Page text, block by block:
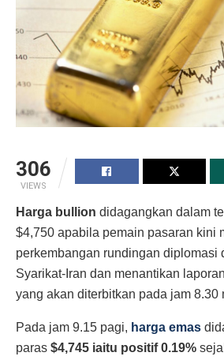
306
VIEWS
Harga bullion didagangkan dalam
$4,750 apabila pemain pasaran kini
perkembangan rundingan diplomasi
Syarikat-Iran dan menantikan
yang akan diterbitkan pada jam 8.30
Pada jam 9.15 pagi, harga emas
paras $4,745 iaitu positif 0.19%